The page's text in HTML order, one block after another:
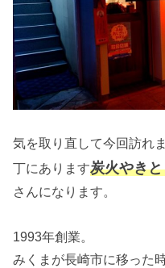
気を取り直して今回訪れ
丁にあります炭火やき
さんになります。
1993年創業。
みくまが長崎市に移った